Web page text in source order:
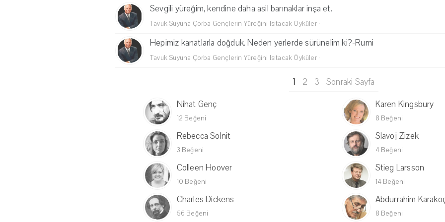
Sevgili yüreğim, kendine daha asil barınaklar inşa et.
Tavuk Suyuna Çorba Gençlerin Yüreğini Isıtacak Öyküler·
Hepimiz kanatlarla doğduk. Neden yerlerde sürünelim ki?-Rumi
Tavuk Suyuna Çorba Gençlerin Yüreğini Isıtacak Öyküler·
1 2 3
Sonraki Sayfa
Nihat Genç
12 Beğeni
Karen Kingsbury
8 Beğeni
Rebecca Solnit
3 Beğeni
Slavoj Zizek
4 Beğeni
Colleen Hoover
10 Beğeni
Stieg Larsson
14 Beğeni
Charles Dickens
56 Beğeni
Abdurrahim
8 Beğeni